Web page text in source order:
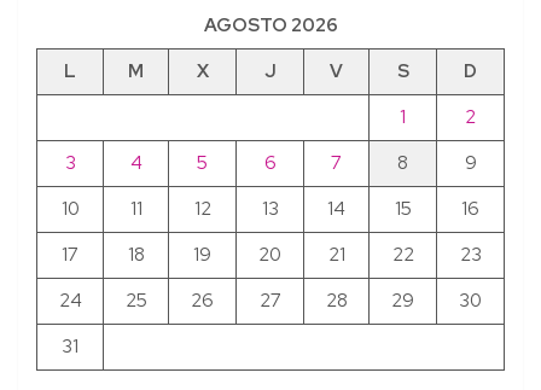
AGOSTO 2026
L
M X J V S
D
1
2
3
4 5 6 7 8
9
10
11 12 13 14 15
16
17
18 19 20 21 22
23
24
25 26 27 28 29
30
31